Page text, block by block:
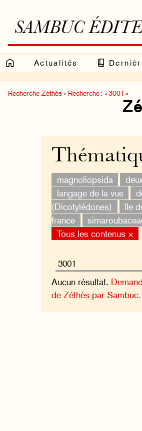
SAMBUC
Actualités
Recherche Zéthès › Recherche : « 3001 »
magnoliopsida
langage de la vue
(Dicotylédones)
île
france
Tous les contenus ×
Aucun résultat.
de Zéthès par Sambuc.